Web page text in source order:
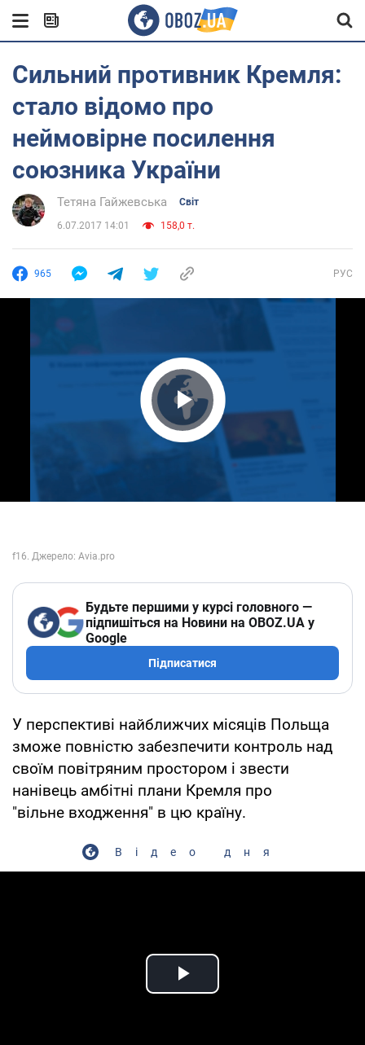
Сильний противник Кремля:
стало відомо про
неймовірне посилення
союзника України
Тетяна Гайжевська Світ
6.07.2017 14:01 158,0 т.
965 РУС
Play Video
Будьте першими у курсі головного —
підпишіться на Новини на OBOZ.UA у
Google
Підписатися
У перспективі найближчих місяців Польща
зможе повністю забезпечити контроль над
своїм повітряним простором і звести
нанівець амбітні плани Кремля про
"вільне входження" в цю країну.
Відео дня
Play Video